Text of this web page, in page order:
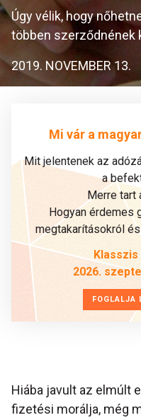
Úgy vélik, hogy
többen szerződnének
2019. NOVEMBER 13.
Mi vár a
Mit jelentenek az
a
Merre tart
Hogyan érdemes
megtakarításokról
2026.
FOGLALJA
Hiába javult az elmúlt
fizetési morálja, még